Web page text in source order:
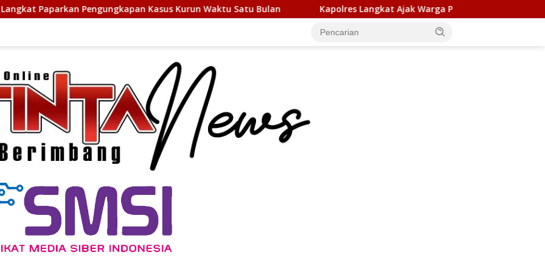
Kasus Kurun Waktu Satu Bulan Kapolres Langkat Ajak Warga Perkuat Iman dan Perangi Narkoba Lewat